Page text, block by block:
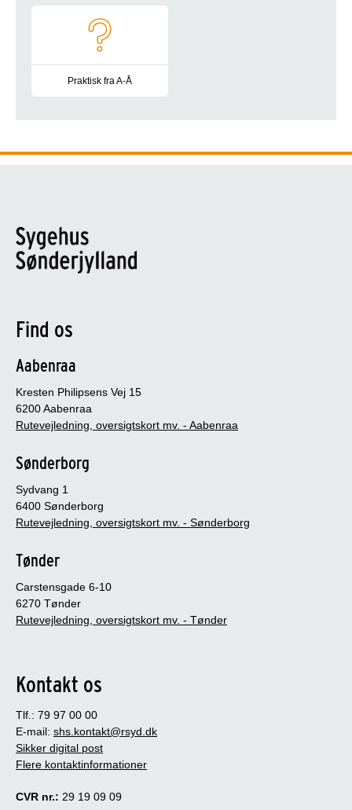
Praktisk fra A-Å
Find os
Aabenraa
Kresten Philipsens Vej 15
6200 Aabenraa
Rutevejledning, oversigtskort mv. - Aabenraa
Sønderborg
Sydvang 1
6400 Sønderborg
Rutevejledning, oversigtskort mv. - Sønderborg
Tønder
Carstensgade 6-10
6270 Tønder
Rutevejledning, oversigtskort mv. - Tønder
Kontakt os
Tlf.: 79 97 00 00
E-mail: shs.kontakt@rsyd.dk
Sikker digital post
Flere kontaktinformationer
CVR nr.: 29 19 09 09